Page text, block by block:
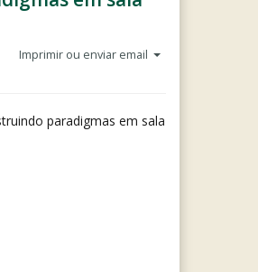
Imprimir ou enviar email
paradigmas em sala